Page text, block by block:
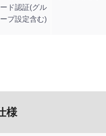
ード認証(グル
ープ設定含む)
様